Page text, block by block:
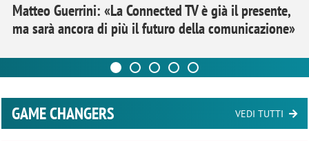
Matteo Guerrini: «La Connected TV è già il presente,
ma sarà ancora di più il futuro della comunicazione»
GAME CHANGERS VEDI TUTTI